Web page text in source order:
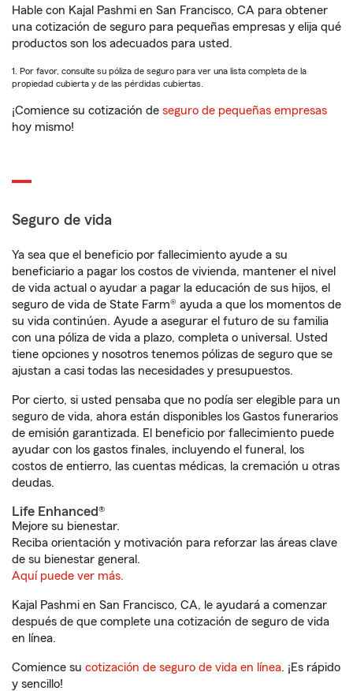
Hable con Kajal Pashmi en San Francisco, CA para obtener
una cotización de seguro para pequeñas empresas y elija qué
productos son los adecuados para usted.
1. Por favor, consulte su póliza de seguro para ver una lista completa de la
propiedad cubierta y de las pérdidas cubiertas.
¡Comience su cotización de seguro de pequeñas empresas
hoy mismo!
Seguro de vida
Ya sea que el beneficio por fallecimiento ayude a su
beneficiario a pagar los costos de vivienda, mantener el nivel
de vida actual o ayudar a pagar la educación de sus hijos, el
seguro de vida de State Farm® ayuda a que los momentos de
su vida continúen. Ayude a asegurar el futuro de su familia
con una póliza de vida a plazo, completa o universal. Usted
tiene opciones y nosotros tenemos pólizas de seguro que se
ajustan a casi todas las necesidades y presupuestos.
Por cierto, si usted pensaba que no podía ser elegible para un
seguro de vida, ahora están disponibles los Gastos funerarios
de emisión garantizada. El beneficio por fallecimiento puede
ayudar con los gastos finales, incluyendo el funeral, los
costos de entierro, las cuentas médicas, la cremación u otras
deudas.
Life Enhanced®
Mejore su bienestar.
Reciba orientación y motivación para reforzar las áreas clave
de su bienestar general.
Aquí puede ver más.
Kajal Pashmi en San Francisco, CA, le ayudará a comenzar
después de que complete una cotización de seguro de vida
en línea.
Comience su cotización de seguro de vida en línea. ¡Es rápido
y sencillo!